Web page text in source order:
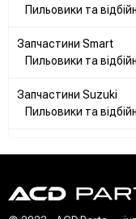
Пильовики та
Запчастини Smart
Пильовики та
Запчастини Suzuki
Пильовики та